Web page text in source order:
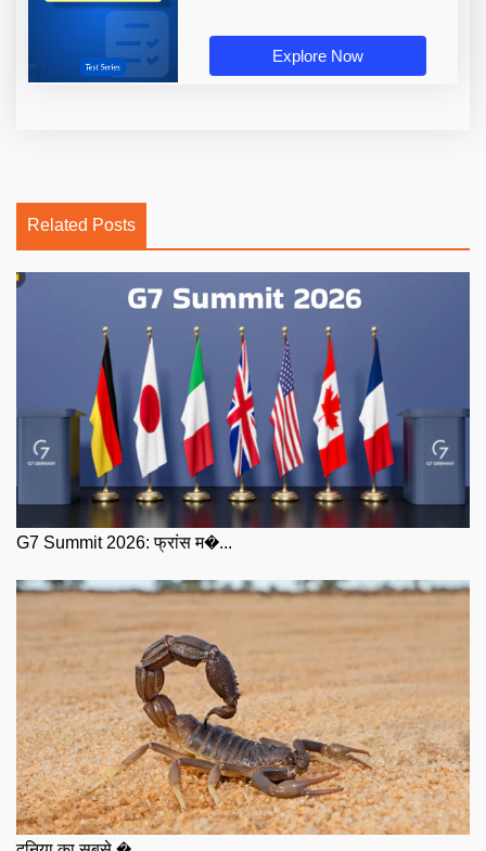
Explore Now
Related Posts
G7 Summit 2026: फ्रांस म�...